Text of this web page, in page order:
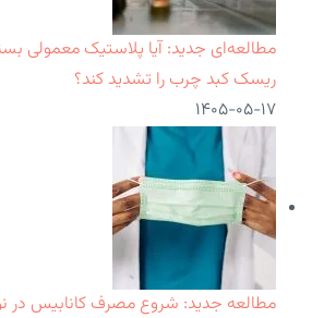
مطالعه‌ای جدید: آیا پلاستیک معمولی
ریسک کبد چرب را تشدید کند؟
۱۴۰۵-۰۵-۱۷
مطالعه جدید: شروع مصرف کانابیس در